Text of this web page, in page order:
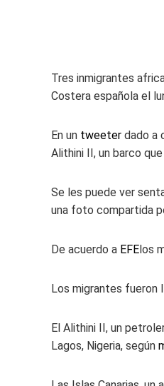
Tres inmigrantes
Costera española el
En un tweeter dado a
Alithini II, un barco
Se les puede ver
una foto compartida
De acuerdo a EFElos
Los migrantes fueron
El Alithini II, un
Lagos, Nigeria, según